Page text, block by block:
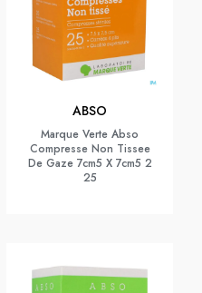
ABSO
Marque Verte Abso
Compresse Non Tissee
De Gaze 7cm5 X 7cm5 2
25